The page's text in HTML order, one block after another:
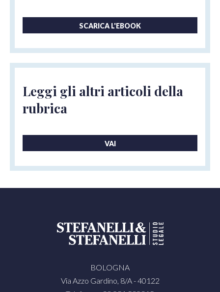
SCARICA L'EBOOK
Leggi gli altri articoli della
rubrica
VAI
BOLOGNA
Via Azzo Gardino, 8/A - 40122